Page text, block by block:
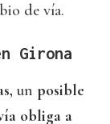
de vía.
Girona
un posible
obliga a